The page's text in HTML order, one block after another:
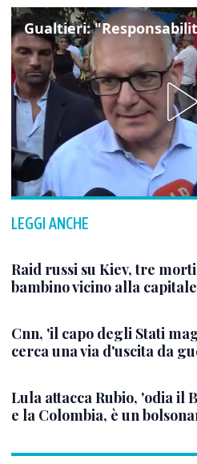
LEGGI ANCHE
Raid russi su Kiev, tre
bambino vicino alla capitale
Cnn, 'il capo degli Stati
cerca una via d'uscita da
Lula attacca Rubio, 'odia il
e la Colombia, è un